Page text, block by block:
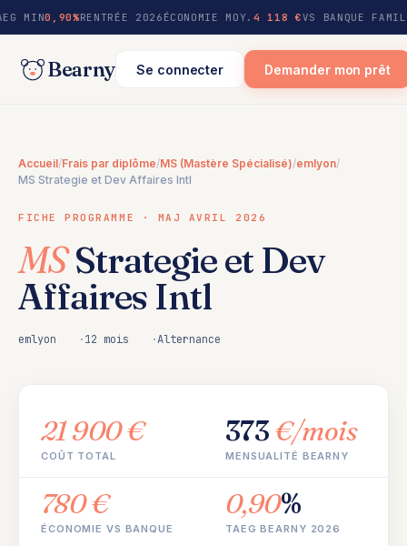
contenu
MIN0,90%RENTRÉE 2026 ÉCONOMIE MOY. 4 118 €VS BANQUE
Bearny Se connecter Demander mon prêt
Accueil/Frais par diplôme/MS (Mastère Spécialisé)/emlyon/
MS Strategie et Dev Affaires Intl
FICHE PROGRAMME · MAJ AVRIL 2026
MSStrategie et Dev
Affaires Intl
emlyon 12 mois Alternance
21 900 €
COÛT TOTAL
373€/mois
MENSUALITÉ BEARNY
780 €
ÉCONOMIE VS BANQUE
0,90%
TAEG BEARNY 2026